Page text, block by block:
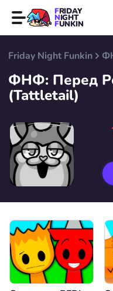
FRIDAY
NIGHT
FUNKIN
Friday Night Funkin
ФНФ: Перед
(Tattletail)